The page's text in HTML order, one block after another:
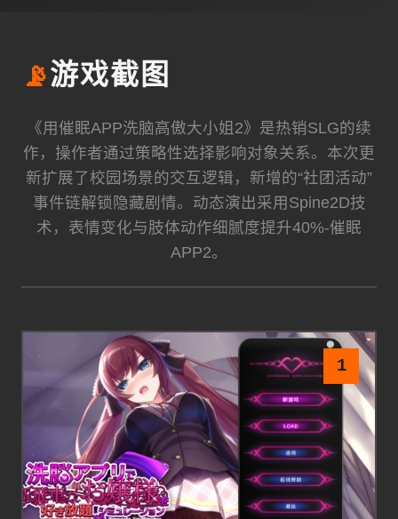
📡游戏截图
《用催眠APP洗脑高傲大小姐2》是热销SLG的续
作，操作者通过策略性选择影响对象关系。本次更
新扩展了校园场景的交互逻辑，新增的“社团活动”
事件链解锁隐藏剧情。动态演出采用Spine2D技
术，表情变化与肢体动作细腻度提升40%-催眠
APP2。
1